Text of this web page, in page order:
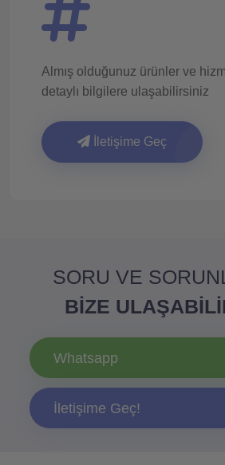
Almış olduğunuz ürünler ve
detaylı bilgilere ulaşabilirsiniz
İletişime Geç
SORU VE
BİZE
Whatsapp
İletişime Geç!